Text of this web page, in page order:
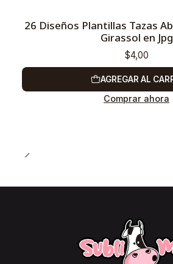
26 Diseños Plantillas Tazas
Girassol en Jpg
$4,00
AGREGAR AL
Comprar ahora